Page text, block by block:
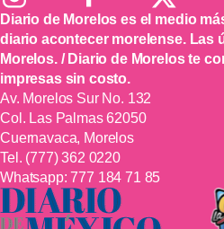
Diario de Morelos es el medio
diario acontecer morelense. Las
Morelos. / Diario de Morelos te
impresas sin costo.
Av. Morelos Sur No. 132
Col. Las Palmas 62050
Cuernavaca, Morelos
Tel. (777) 362 0220
Whatsapp:777 184 71 85